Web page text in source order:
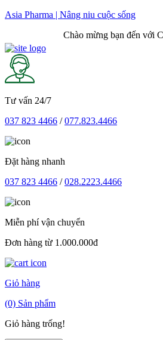
Skip
Asia Pharma | Nâng niu cuộc sống
Chào mừng bạn đến với
Tư vấn 24/7
037 823 4466 /077.823.4466
Đặt hàng nhanh
037 823 4466 /028.2223.4466
Miễn phí vận chuyển
Đơn hàng từ 1.000.000đ
Giỏ hàng
(0) Sản phẩm
Giỏ hàng trống!